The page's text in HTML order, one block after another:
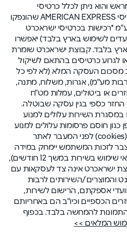
והוא ניתן לכלל כרטיסי
ישראכרט בע"מ ולכלל כרטיסי AMERICAN EXPRESS שהונפקו
*רכישות בכרטיסי ישראכרט
לשימוש בארץ בלבד) יאפשרו
בלבד. קבוצת ישראכרט שומרת
לגרוע כרטיסים בהתאם לשיקול
מסכום העסקה המלא (לא לפי כל
מע"מ), אגרות, משלוח, מתנה,
או ביטולים, עמלות מט"ח
החזר כספי בגין עסקה שבוטלה.
במסגרת השירות עלולים למנוע
חוסם פרסומות עלולים למנוע
החזר מומלץ למחוק עוגיות (cookies) לפני המעבר לאתר
לזכות המשתמש יימחק במידה
ויהפוך למשתמש לא פעיל (אי שימוש בשירות במשך 12 חודשים),
ישראכרט אינה צד לעסקאות עם
והמוצרים/השירותים לרבות
אספקתם, הרישום לשירות,
הכספיים וכיו"ב הם באחריותם
להמחשה בלבד. בכפוף
המלאים >>